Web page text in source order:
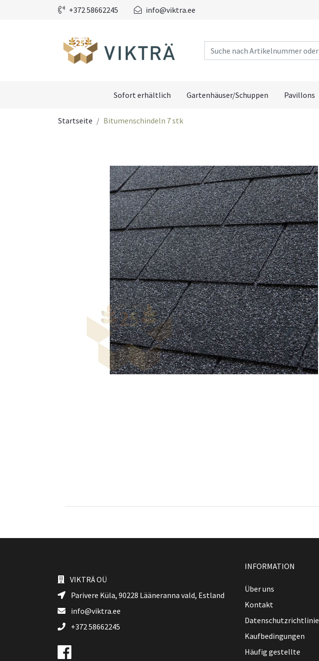
+372 58662245 info@viktra.ee
Sofort erhältlich Gartenhäuser/Schuppen Pavillons
Startseite Bitumenschindeln 7 stk
VIKTRÄ OÜ
Parivere Küla, 90228 Lääneranna vald, Estland
info@viktra.ee
+372 58662245
INFORMATION
Über uns
Kontakt
Datenschutzrichtlinie
Kaufbedingungen
Häufig gestellte